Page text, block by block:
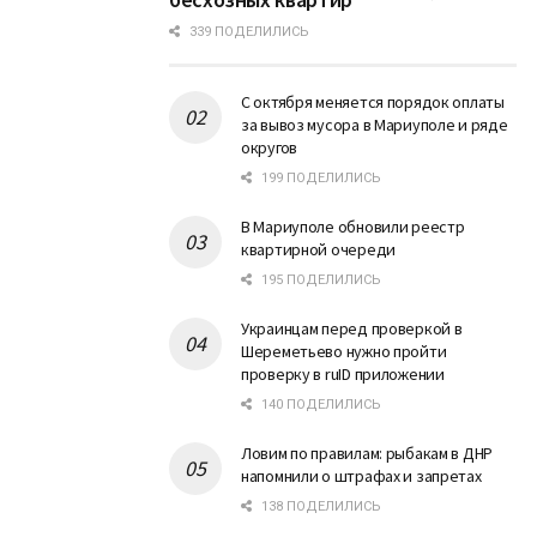
339 ПОДЕЛИЛИСЬ
С октября меняется порядок оплаты
за вывоз мусора в Мариуполе и ряде
округов
199 ПОДЕЛИЛИСЬ
В Мариуполе обновили реестр
квартирной очереди
195 ПОДЕЛИЛИСЬ
Украинцам перед проверкой в
Шереметьево нужно пройти
проверку в ruID приложении
140 ПОДЕЛИЛИСЬ
Ловим по правилам: рыбакам в ДНР
напомнили о штрафах и запретах
138 ПОДЕЛИЛИСЬ